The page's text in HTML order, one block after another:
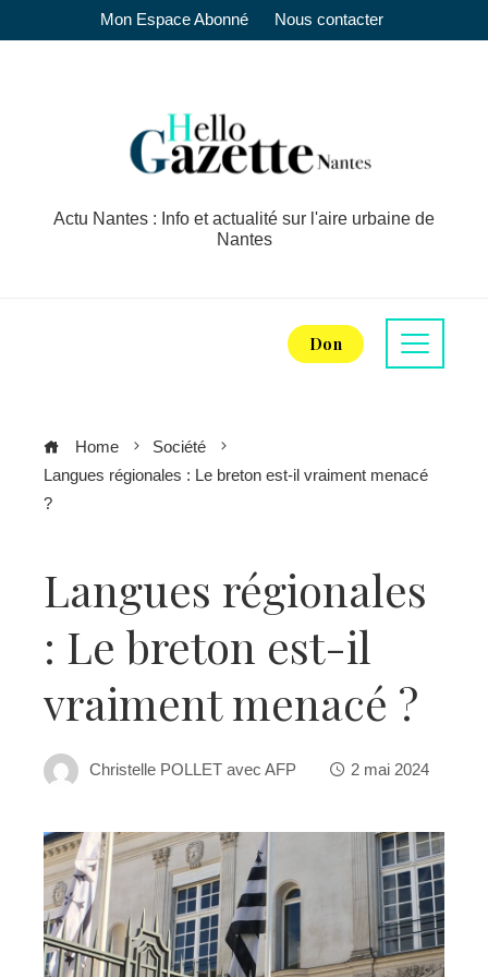
Mon Espace Abonné Nous contacter
Actu Nantes : Info et actualité sur l'aire urbaine de
Nantes
Don
Home
Société
Langues régionales : Le breton est-il vraiment menacé
?
Langues régionales
: Le breton est-il
vraiment menacé ?
Christelle POLLET avec AFP 2 mai 2024